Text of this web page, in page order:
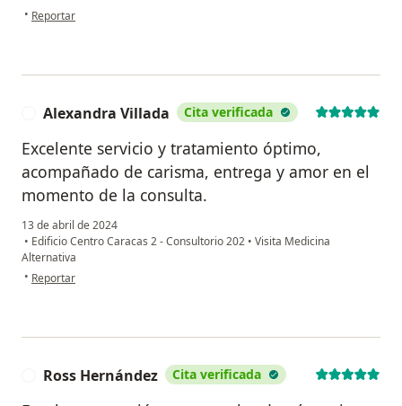
• en opinión del usuario Sandra Bolivar
Reportar
Alexandra Villada Cita verificada
Excelente servicio y tratamiento óptimo,
acompañado de carisma, entrega y amor en el
momento de la consulta.
13 de abril de 2024
• Edificio Centro Caracas 2 - Consultorio 202 • Visita Medicina
Alternativa
• en opinión del usuario Alexandra Villada
Reportar
Ross Hernández Cita verificada